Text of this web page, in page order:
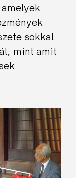
sokkal
mint amit